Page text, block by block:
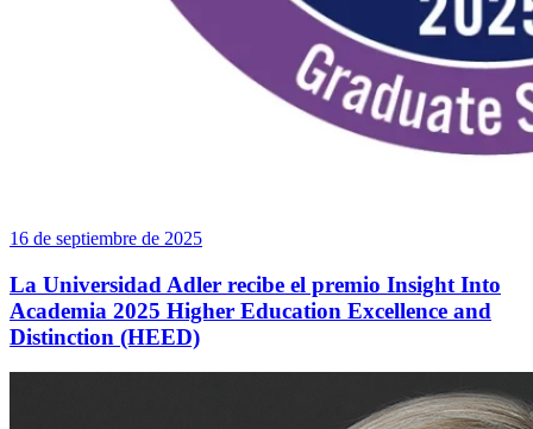
16 de septiembre de 2025
La Universidad Adler recibe el premio Insight Into
Academia 2025 Higher Education Excellence and
Distinction (HEED)